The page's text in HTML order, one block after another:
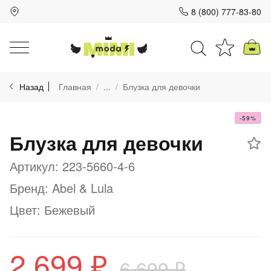
8 (800) 777-83-80
Назад Главная ... Блузка для девочки
-59%
Блузка для девочки
Артикул: 223-5660-4-6
Бренд: Abel & Lula
Цвет: Бежевый
Для клиентов всех банков
Разбейте
без переплат
График платежей